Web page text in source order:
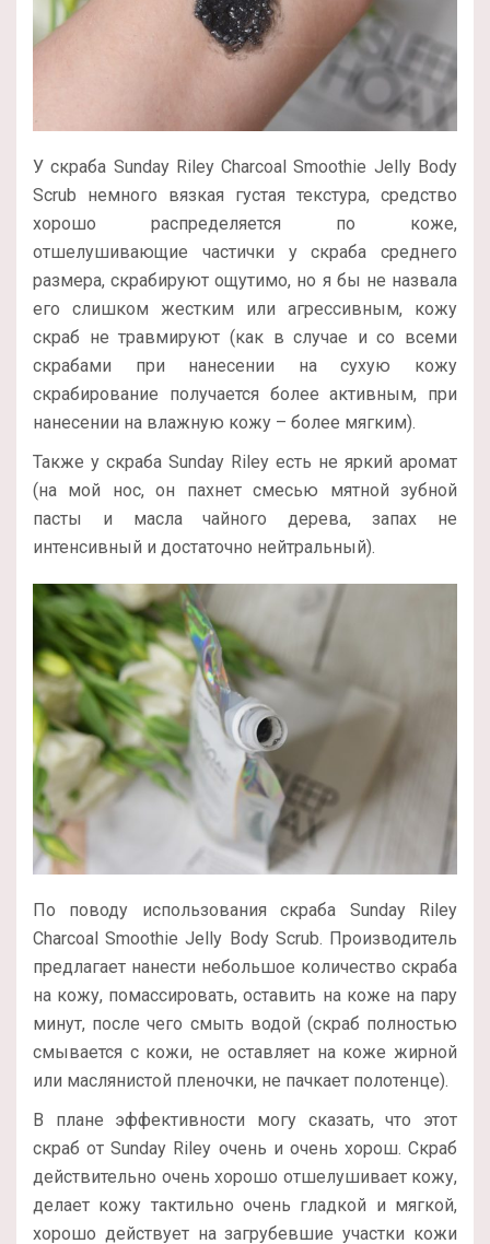
У скраба Sunday Riley Charcoal Smoothie Jelly Body
Scrub немного вязкая густая текстура, средство
хорошо распределяется по коже,
отшелушивающие частички у скраба среднего
размера, скрабируют ощутимо, но я бы не назвала
его слишком жестким или агрессивным, кожу
скраб не травмируют (как в случае и со всеми
скрабами при нанесении на сухую кожу
скрабирование получается более активным, при
нанесении на влажную кожу – более мягким).
Также у скраба Sunday Riley есть не яркий аромат
(на мой нос, он пахнет смесью мятной зубной
пасты и масла чайного дерева, запах не
интенсивный и достаточно нейтральный).
По поводу использования скраба Sunday Riley
Charcoal Smoothie Jelly Body Scrub. Производитель
предлагает нанести небольшое количество скраба
на кожу, помассировать, оставить на коже на пару
минут, после чего смыть водой (скраб полностью
смывается с кожи, не оставляет на коже жирной
или маслянистой пленочки, не пачкает полотенце).
В плане эффективности могу сказать, что этот
скраб от Sunday Riley очень и очень хорош. Скраб
действительно очень хорошо отшелушивает кожу,
делает кожу тактильно очень гладкой и мягкой,
хорошо действует на загрубевшие участки кожи